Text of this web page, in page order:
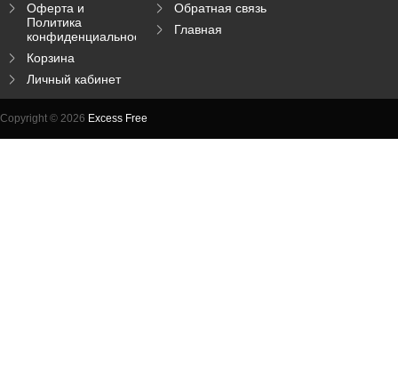
Оферта и
Политика
конфиденциальности
Корзина
Личный кабинет
Обратная связь
Главная
Copyright © 2026 Excess Free